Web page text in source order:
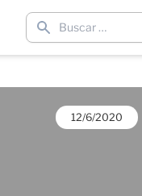
12/6/2020